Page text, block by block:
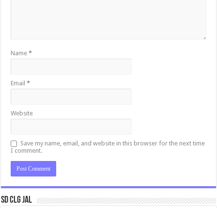
Name*
Email*
Website
Save my name, email, and website in this browser for the next time
I comment.
SD CLG JAL